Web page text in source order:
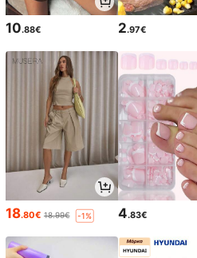
10.88€ 2.97€
18.80€ 18.99€ -1% 4.83€